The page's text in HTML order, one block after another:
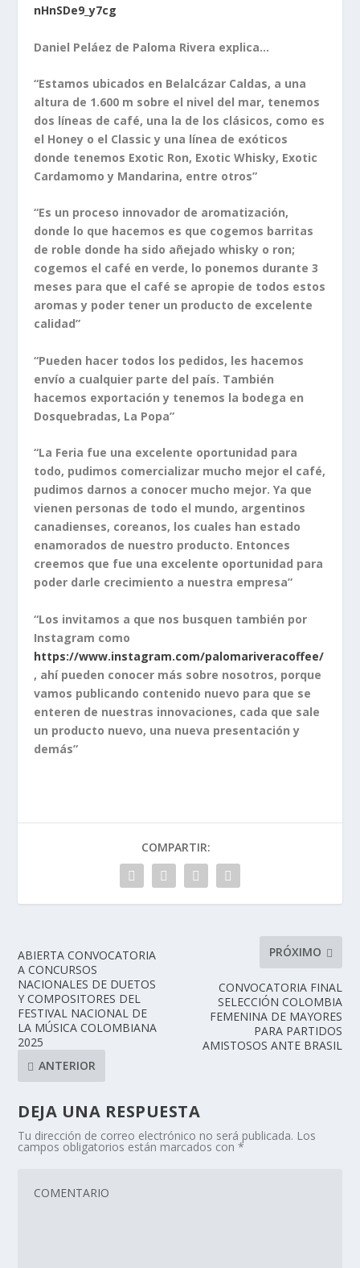
nHnSDe9_y7cg
Daniel Peláez de Paloma Rivera explica…
“Estamos ubicados en Belalcázar Caldas, a una
altura de 1.600 m sobre el nivel del mar, tenemos
dos líneas de café, una la de los clásicos, como es
el Honey o el Classic y una línea de exóticos
donde tenemos Exotic Ron, Exotic Whisky, Exotic
Cardamomo y Mandarina, entre otros”
“Es un proceso innovador de aromatización,
donde lo que hacemos es que cogemos barritas
de roble donde ha sido añejado whisky o ron;
cogemos el café en verde, lo ponemos durante 3
meses para que el café se apropie de todos estos
aromas y poder tener un producto de excelente
calidad”
“Pueden hacer todos los pedidos, les hacemos
envío a cualquier parte del país. También
hacemos exportación y tenemos la bodega en
Dosquebradas, La Popa”
“La Feria fue una excelente oportunidad para
todo, pudimos comercializar mucho mejor el café,
pudimos darnos a conocer mucho mejor. Ya que
vienen personas de todo el mundo, argentinos
canadienses, coreanos, los cuales han estado
enamorados de nuestro producto. Entonces
creemos que fue una excelente oportunidad para
poder darle crecimiento a nuestra empresa”
“Los invitamos a que nos busquen también por
Instagram como
https://www.instagram.com/palomariveracoffee/
, ahí pueden conocer más sobre nosotros, porque
vamos publicando contenido nuevo para que se
enteren de nuestras innovaciones, cada que sale
un producto nuevo, una nueva presentación y
demás”
COMPARTIR:
ABIERTA CONVOCATORIA
A CONCURSOS
NACIONALES DE DUETOS
Y COMPOSITORES DEL
FESTIVAL NACIONAL DE
LA MÚSICA COLOMBIANA
2025
ANTERIOR
PRÓXIMO
CONVOCATORIA FINAL
SELECCIÓN COLOMBIA
FEMENINA DE MAYORES
PARA PARTIDOS
AMISTOSOS ANTE BRASIL
DEJA UNA RESPUESTA
Tu dirección de correo electrónico no será publicada. Los
campos obligatorios están marcados con*